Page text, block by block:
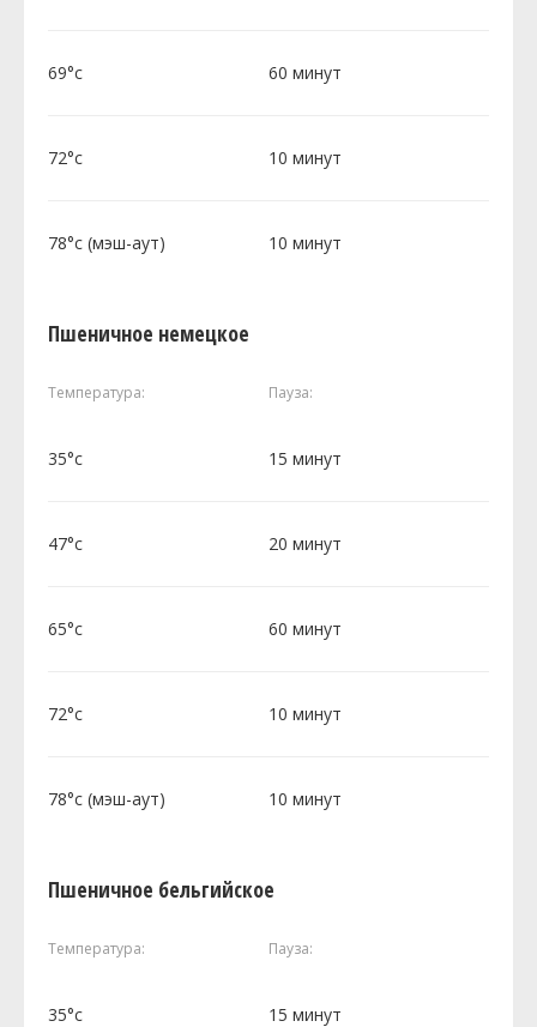
69°c 60 минут
72°c 10 минут
78°c (мэш-аут) 10 минут
Пшеничное немецкое
Температура: Пауза:
35°c 15 минут
47°c 20 минут
65°c 60 минут
72°c 10 минут
78°c (мэш-аут) 10 минут
Пшеничное бельгийское
Температура: Пауза:
35°c 15 минут